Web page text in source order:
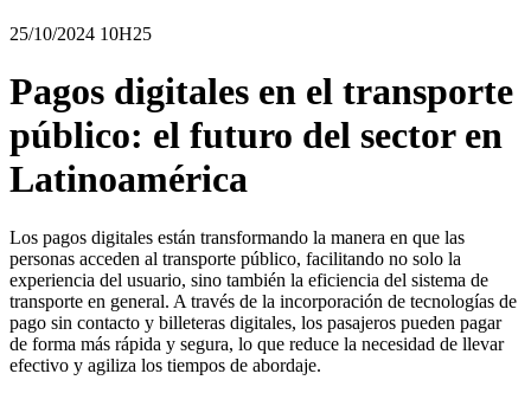
25/10/2024 10H25
Pagos digitales en el transporte
público: el futuro del sector en
Latinoamérica
Los pagos digitales están transformando la manera en que las
personas acceden al transporte público, facilitando no solo la
experiencia del usuario, sino también la eficiencia del sistema de
transporte en general. A través de la incorporación de tecnologías de
pago sin contacto y billeteras digitales, los pasajeros pueden pagar
de forma más rápida y segura, lo que reduce la necesidad de llevar
efectivo y agiliza los tiempos de abordaje.